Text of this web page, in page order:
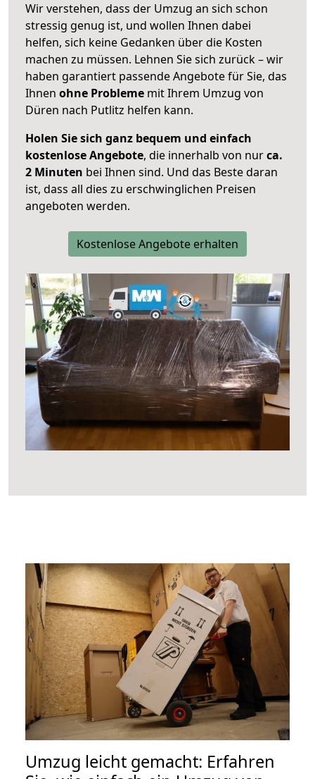
Wir verstehen, dass der Umzug an sich schon
stressig genug ist, und wollen Ihnen dabei
helfen, sich keine Gedanken über die Kosten
machen zu müssen. Lehnen Sie sich zurück – wir
haben garantiert passende Angebote für Sie, das
Ihnen ohne Probleme mit Ihrem Umzug von
Düren nach Putlitz helfen kann.
Holen Sie sich ganz bequem und einfach
kostenlose Angebote, die innerhalb von nurca.
2 Minuten bei Ihnen sind. Und das Beste daran
ist, dass all dies zu erschwinglichen Preisen
angeboten werden.
Kostenlose Angebote erhalten
Umzug leicht gemacht: Erfahren